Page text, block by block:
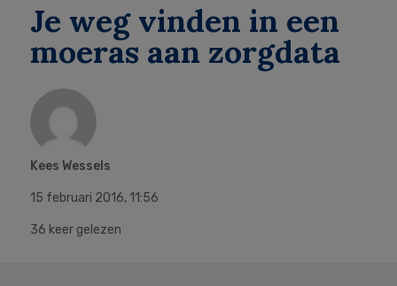
Je weg vinden in een
moeras aan zorgdata
Kees Wessels
15 februari 2016, 11:56
36 keer gelezen